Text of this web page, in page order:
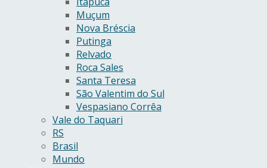
Muçum
Nova Bréscia
Putinga
Relvado
Roca Sales
Santa Teresa
São Valentim do Sul
Vespasiano Corrêa
Vale do Taquari
RS
Brasil
Mundo